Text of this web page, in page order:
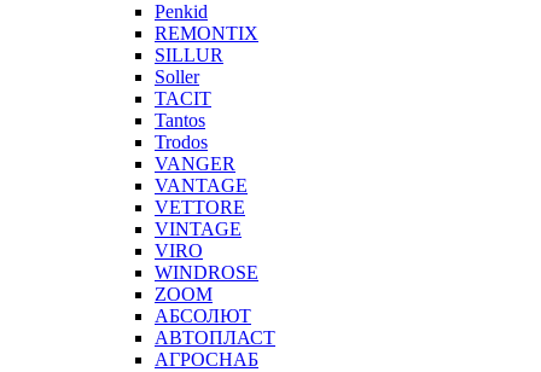
Penkid
REMONTIX
SILLUR
Soller
TACIT
Tantos
Trodos
VANGER
VANTAGE
VETTORE
VINTAGE
VIRO
WINDROSE
ZOOM
АБСОЛЮТ
АВТОПЛАСТ
АГРОСНАБ